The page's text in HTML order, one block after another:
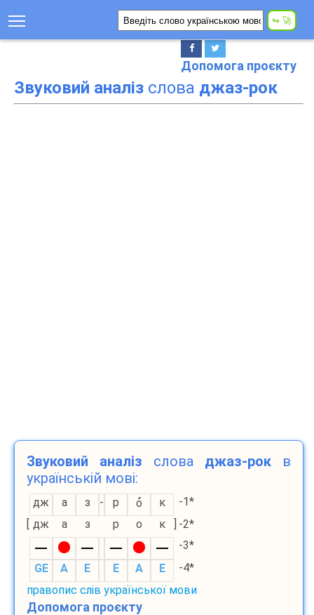
Допомога проєкту
Звуковий аналіз слова джаз-рок
Звуковий аналіз слова джаз-рок в
українській мові:
дж а з - р о к
-1*
[ дж а з р о к ] -2*
-3*
GE
A E E A E
-4*
правопис слів української мови
Допомога проєкту